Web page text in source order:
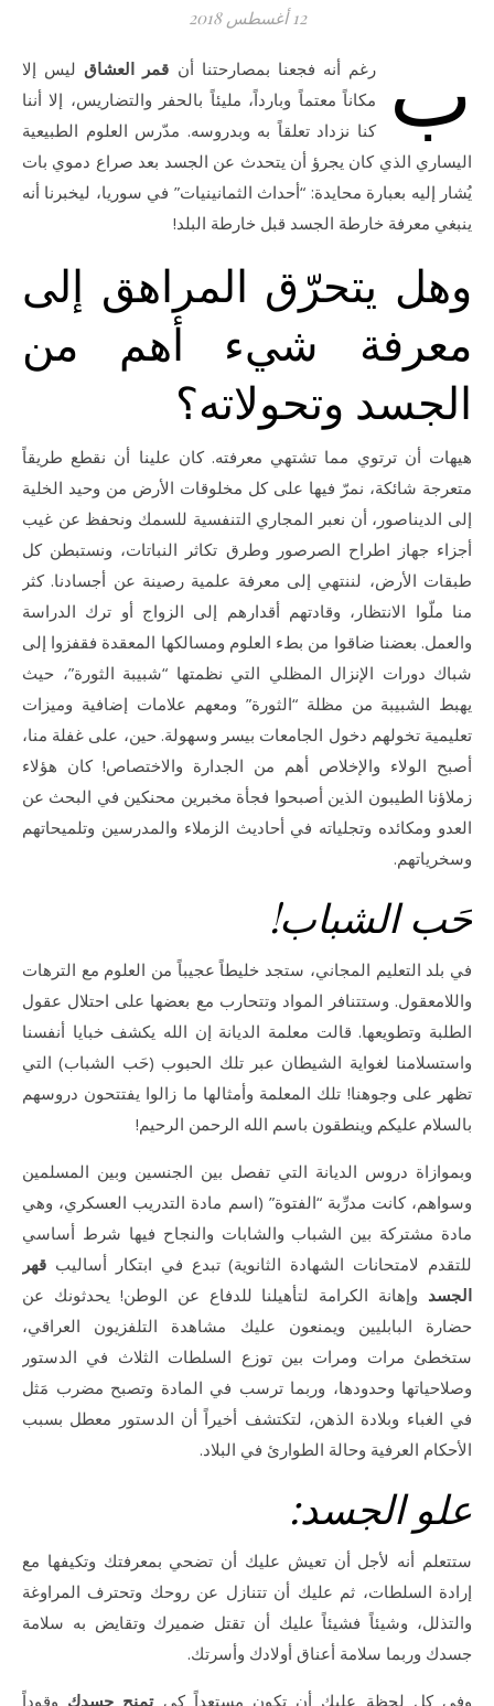
12 أغسطس 2018
ب رغم أنه فجعنا بمصارحتنا أن قمر العشاقليس إلا
مكاناً معتماً وبارداً، مليئاً بالحفر والتضاريس، إلا أننا
كنا نزداد تعلقاً به وبدروسه. مدّرس العلوم الطبيعية
اليساري الذي كان يجرؤ أن يتحدث عن الجسد بعد صراع دموي بات
يُشار إليه بعبارة محايدة: “أحداث الثمانينيات” في سوريا، ليخبرنا أنه
ينبغي معرفة خارطة الجسد قبل خارطة البلد!
وهل يتحرّق المراهق إلى
معرفة شيء أهم من
الجسد وتحولاته؟
هيهات أن ترتوي مما تشتهي معرفته. كان علينا أن نقطع طريقاً
متعرجة شائكة، نمرّ فيها على كل مخلوقات الأرض من وحيد الخلية
إلى الديناصور، أن نعبر المجاري التنفسية للسمك ونحفظ عن غيب
أجزاء جهاز اطراح الصرصور وطرق تكاثر النباتات، ونستبطن كل
طبقات الأرض، لننتهي إلى معرفة علمية رصينة عن أجسادنا. كثر
منا ملّوا الانتظار، وقادتهم أقدارهم إلى الزواج أو ترك الدراسة
والعمل. بعضنا ضاقوا من بطء العلوم ومسالكها المعقدة فقفزوا إلى
شباك دورات الإنزال المظلي التي نظمتها “شبيبة الثورة”، حيث
يهبط الشبيبة من مظلة “الثورة” ومعهم علامات إضافية وميزات
تعليمية تخولهم دخول الجامعات بيسر وسهولة. حين، على غفلة منا،
أصبح الولاء والإخلاص أهم من الجدارة والاختصاص! كان هؤلاء
زملاؤنا الطيبون الذين أصبحوا فجأة مخبرين محنكين في البحث عن
العدو ومكائده وتجلياته في أحاديث الزملاء والمدرسين وتلميحاتهم
وسخرياتهم.
حَب الشباب!
في بلد التعليم المجاني، ستجد خليطاً عجيباً من العلوم مع الترهات
واللامعقول. وستتنافر المواد وتتحارب مع بعضها على احتلال عقول
الطلبة وتطويعها. قالت معلمة الديانة إن الله يكشف خبايا أنفسنا
واستسلامنا لغواية الشيطان عبر تلك الحبوب (حَب الشباب) التي
تظهر على وجوهنا! تلك المعلمة وأمثالها ما زالوا يفتتحون دروسهم
بالسلام عليكم وينطقون باسم الله الرحمن الرحيم!
وبموازاة دروس الديانة التي تفصل بين الجنسين وبين المسلمين
وسواهم، كانت مدرِّبة “الفتوة” (اسم مادة التدريب العسكري، وهي
مادة مشتركة بين الشباب والشابات والنجاح فيها شرط أساسي
للتقدم لامتحانات الشهادة الثانوية) تبدع في ابتكار أساليب قهر
الجسد وإهانة الكرامة لتأهيلنا للدفاع عن الوطن! يحدثونك عن
حضارة البابليين ويمنعون عليك مشاهدة التلفزيون العراقي،
ستخطئ مرات ومرات بين توزع السلطات الثلاث في الدستور
وصلاحياتها وحدودها، وربما ترسب في المادة وتصبح مضرب مَثل
في الغباء وبلادة الذهن، لتكتشف أخيراً أن الدستور معطل بسبب
الأحكام العرفية وحالة الطوارئ في البلاد.
علو الجسد:
ستتعلم أنه لأجل أن تعيش عليك أن تضحي بمعرفتك وتكيفها مع
إرادة السلطات، ثم عليك أن تتنازل عن روحك وتحترف المراوغة
والتذلل، وشيئاً فشيئاً عليك أن تقتل ضميرك وتقايض به سلامة
جسدك وربما سلامة أعناق أولادك وأسرتك.
وفي كل لحظة عليك أن تكون مستعداً كيتمنح جسدك وقوداً